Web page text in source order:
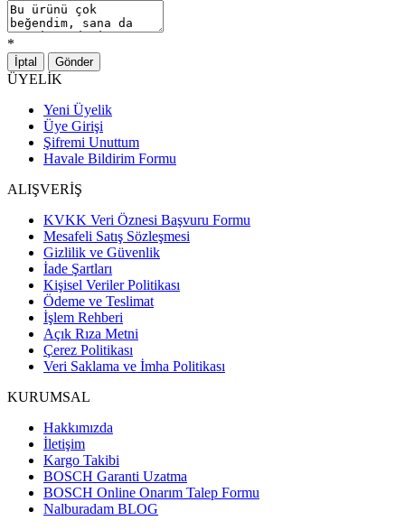
*
İptal Gönder
ÜYELİK
Yeni Üyelik
Üye Girişi
Şifremi Unuttum
Havale Bildirim Formu
ALIŞVERİŞ
KVKK Veri Öznesi Başvuru Formu
Mesafeli Satış Sözleşmesi
Gizlilik ve Güvenlik
İade Şartları
Kişisel Veriler Politikası
Ödeme ve Teslimat
İşlem Rehberi
Açık Rıza Metni
Çerez Politikası
Veri Saklama ve İmha Politikası
KURUMSAL
Hakkımızda
İletişim
Kargo Takibi
BOSCH Garanti Uzatma
BOSCH Online Onarım Talep Formu
Nalburadam BLOG